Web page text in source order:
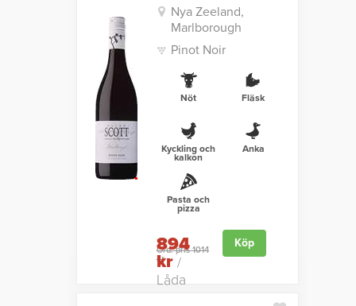
Nya Zeeland,
Marlborough
Pinot Noir
Nöt Fläsk
Kyckling och
kalkon
Anka
Pasta och
pizza
Ord. pris 1014
kr
894
kr/
Låda
Köp